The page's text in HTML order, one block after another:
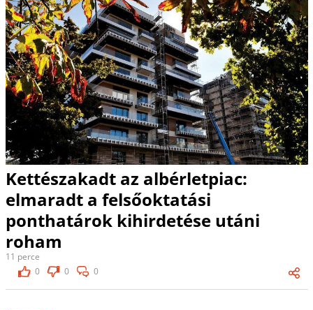
Kettészakadt az albérletpiac:
elmaradt a felsőoktatási
ponthatárok kihirdetése utáni
roham
11 perce
0
0 0